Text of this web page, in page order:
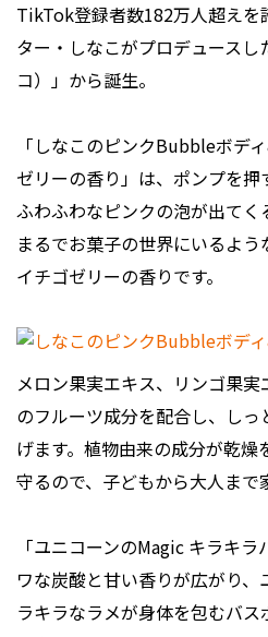
TikTok登録者数182万人超えを
ター・しなこがプロデュース
コ）」から誕生。
「しなこのピンクBubbleボデ
ゼリーの香り」は、ポンプを
ふわふわなピンクの泡が出てく
まるでお菓子の世界にいるよ
イチゴゼリーの香りです。
メロン果実エキス、リンゴ果
のフルーツ成分を配合し、し
げます。植物由来の成分が乾燥
守るので、子どもから大人まで
「ユニコーンのMagic キラキ
ワな炭酸と甘い香りが広がり
ラキラなラメが身体を包むバ